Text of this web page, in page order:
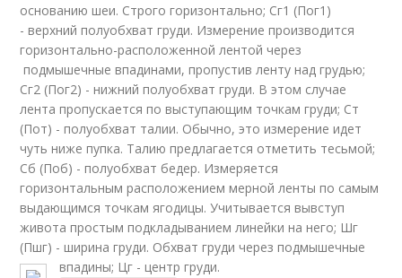
основанию шеи. Строго горизонтально; Сг1 (Пог1)
- верхний полуобхват груди. Измерение производится
горизонтально-расположенной лентой через
подмышечные впадинами, пропустив ленту над грудью;
Сг2 (Пог2) - нижний полуобхват груди. В этом случае
лента пропускается по выступающим точкам груди; Ст
(Пот) - полуобхват талии. Обычно, это измерение идет
чуть ниже пупка. Талию предлагается отметить тесьмой;
Сб (Поб) - полуобхват бедер. Измеряется
горизонтальным расположением мерной ленты по самым
выдающимся точкам ягодицы. Учитывается вывступ
живота простым подкладыванием линейки на него; Шг
(Пшг) - ширина груди. Обхват груди через подмышечные
впадины; Цг - центр груди.